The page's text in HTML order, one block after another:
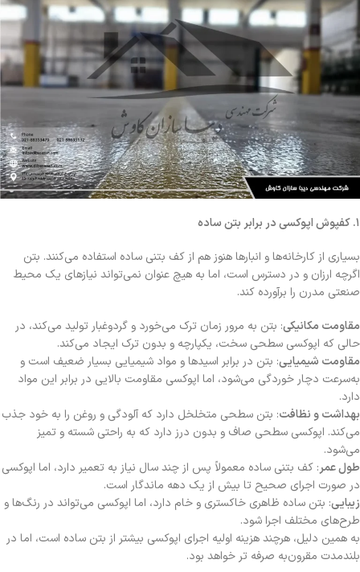
۱.کفپوش اپوکسی در برابر بتن ساده
بسیاری از کارخانه‌ها و انبارها هنوز هم از کف بتنی ساده استفاده می‌کنند. بتن
اگرچه ارزان و در دسترس است، اما به هیچ عنوان نمی‌تواند نیازهای یک محیط
صنعتی مدرن را برآورده کند.
مقاومت مکانیکی: بتن به مرور زمان ترک می‌خورد و گردوغبار تولید می‌کند، در
حالی که اپوکسی سطحی سخت، یکپارچه و بدون ترک ایجاد می‌کند.
مقاومت شیمیایی: بتن در برابر اسیدها و مواد شیمیایی بسیار ضعیف است و
به‌سرعت دچار خوردگی می‌شود، اما اپوکسی مقاومت بالایی در برابر این مواد
دارد.
بهداشت و نظافت: بتن سطحی متخلخل دارد که آلودگی و روغن را به خود جذب
می‌کند. اپوکسی سطحی صاف و بدون درز دارد که به راحتی شسته و تمیز
می‌شود.
طول عمر: کف بتنی ساده معمولاً پس از چند سال نیاز به تعمیر دارد، اما اپوکسی
در صورت اجرای صحیح تا بیش از یک دهه ماندگار است.
زیبایی: بتن ساده ظاهری خاکستری و خام دارد، اما اپوکسی می‌تواند در رنگ‌ها و
طرح‌های مختلف اجرا شود.
به همین دلیل، هرچند هزینه اولیه اجرای اپوکسی بیشتر از بتن ساده است، اما در
بلندمدت مقرون‌به‌ صرفه‌ تر خواهد بود.